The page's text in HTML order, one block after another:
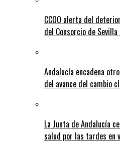
CCOO alerta del
del Consorcio de
Andalucía encadena
del avance del cambio
La Junta de Andalucía
salud por las tardes en